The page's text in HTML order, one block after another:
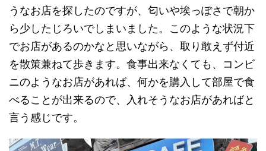
うなお店を探したのですが、匂いや埃っぽさで朝か
ら少したじろいでしまいました。このような状況下
でお店があるのかなと思いながら、取り敢えず付近
を散策兼ねて歩きます。食事出来なくても、コンビ
ニのようなお店があれば、何かを購入して部屋で食
べることが出来るので、入れそうなお店があればと
言う感じです。